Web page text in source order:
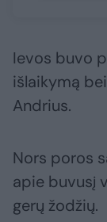
Ievos buvo
išlaikymą
Andrius.
Nors poros
apie buvusį
gerų žodžių.